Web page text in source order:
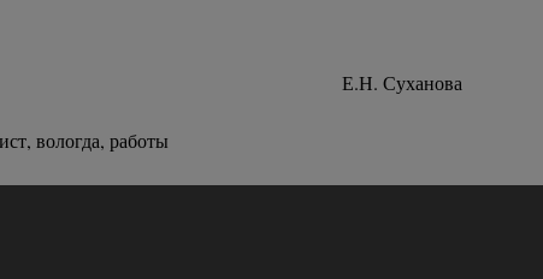
Е.Н. Суханова
вологда, работы